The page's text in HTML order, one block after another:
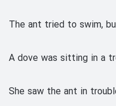
The ant tried to swim,
A dove was sitting in a
She saw the ant in